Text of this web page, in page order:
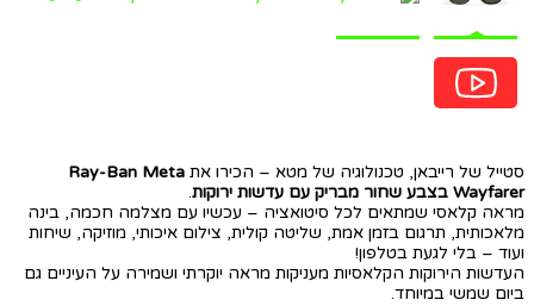
סטייל של רייבאן, טכנולוגיה של מטא – הכירו את Ray-Ban Meta
Wayfarer בצבע שחור מבריק עם עדשות ירוקות
.
מראה קלאסי שמתאים לכל סיטואציה – עכשיו עם מצלמה חכמה, בינה
מלאכותית, תרגום בזמן אמת, שליטה קולית, צילום איכותי, מוזיקה, שיחות
ועוד – בלי לגעת בטלפון!
העדשות הירוקות הקלאסיות מעניקות מראה יוקרתי ושמירה על העיניים גם
ביום שמשי במיוחד.